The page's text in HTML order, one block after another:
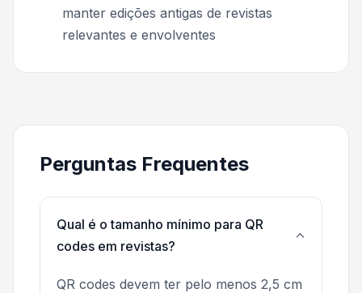
manter edições antigas de revistas
relevantes e envolventes
Perguntas Frequentes
Qual é o tamanho mínimo para QR
codes em revistas?
QR codes devem ter pelo menos 2,5 cm